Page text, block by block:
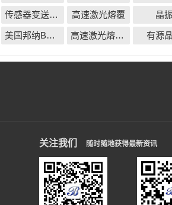
传感器变送器仪表无线配套解决方案 高速激光熔覆 晶
美国邦纳BANNER 高速激光熔覆厂家 有源
关注我们 随时随地获得最新资讯